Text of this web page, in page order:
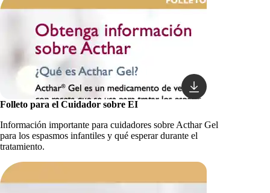
Folleto para el Cuidador sobre EI
Información importante para cuidadores sobre Acthar Gel
para los espasmos infantiles y qué esperar durante el
tratamiento.